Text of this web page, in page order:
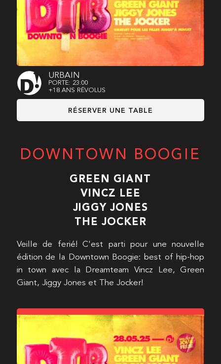
URBAIN
PORTE: 23:00
+18 ANS RÉVOLUS
RÉSERVER UNE TABLE
DOWNTOWN BOOGIE
GREEN GIANT
VINCZ LEE
JIGGY JONES
THE JOCKER
Veille de ferié! C'est parti pour une nouvelle
édition de la Downtown Boogie: best of hip-hop
in town avec la Dreamteam Vincz Lee, Green
Giant, Jiggy Jones et The Jocker!